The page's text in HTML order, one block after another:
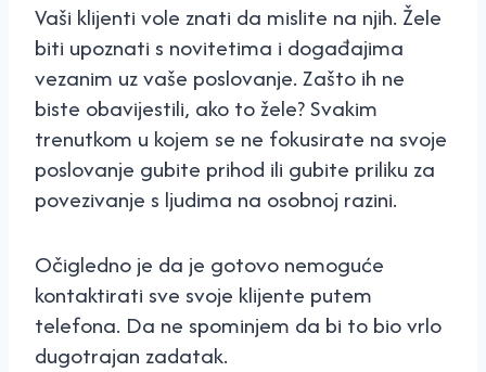
Vaši klijenti vole znati da mislite na njih. Žele
biti upoznati s novitetima i događajima
vezanim uz vaše poslovanje. Zašto ih ne
biste obavijestili, ako to žele? Svakim
trenutkom u kojem se ne fokusirate na svoje
poslovanje gubite prihod ili gubite priliku za
povezivanje s ljudima na osobnoj razini.
Očigledno je da je gotovo nemoguće
kontaktirati sve svoje klijente putem
telefona. Da ne spominjem da bi to bio vrlo
dugotrajan zadatak.